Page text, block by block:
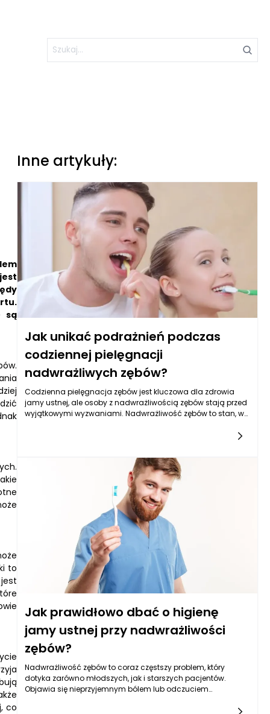
są
to
co
Inne artykuły:
Jak unikać podrażnień podczas
codziennej pielęgnacji
nadwrażliwych zębów?
Codzienna pielęgnacja zębów jest kluczowa dla zdrowia
jamy ustnej, ale osoby z nadwrażliwością zębów stają przed
wyjątkowymi wyzwaniami. Nadwrażliwość zębów to stan, w
także unikać podrażnień, które mogą prowadzić do
dyskomfortu. W tym kontekście warto zwrócić uwagę na
skuteczne i delikatne metody pielęgnacji, które pomogą
zminimalizować ryzyko wystąpienia nieprzyjemnych
Jak prawidłowo dbać o higienę
jamy ustnej przy nadwrażliwości
zębów?
Nadwrażliwość zębów to coraz częstszy problem, który
dotyka zarówno młodszych, jak i starszych pacjentów.
Objawia się nieprzyjemnym bólem lub odczuciem